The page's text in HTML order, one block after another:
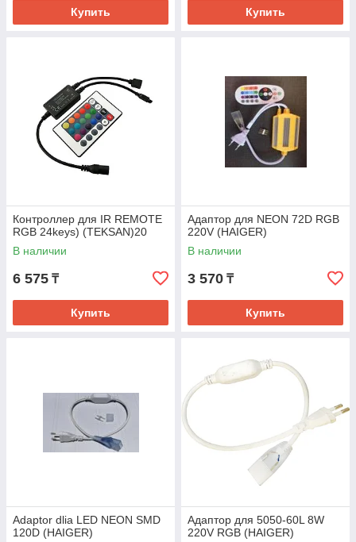
Купить Купить
Контроллер для IR REMOTE
RGB 24keys) (TEKSAN)20
В наличии
6 575 ₸
Купить
Адаптор для NEON 72D RGB
220V (HAIGER)
В наличии
3 570 ₸
Купить
Adaptor dlia LED NEON SMD
120D (HAIGER)
Адаптор для 5050-60L 8W
220V RGB (HAIGER)